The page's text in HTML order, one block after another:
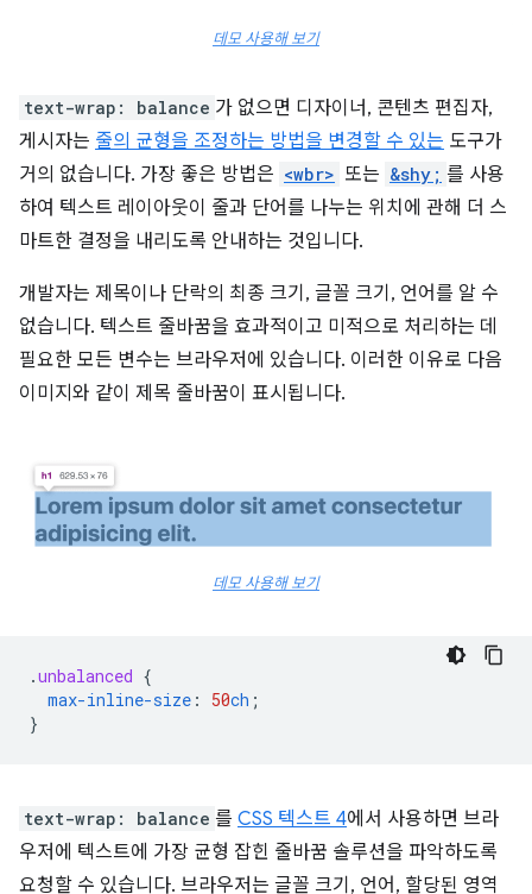
데모 사용해 보기
text-wrap: balance 가 없으면 디자이너, 콘텐츠 편집자,
게시자는 줄의 균형을 조정하는 방법을 변경할 수 있는 도구가
거의 없습니다. 가장 좋은 방법은 <wbr> 또는 &shy; 를 사용
하여 텍스트 레이아웃이 줄과 단어를 나누는 위치에 관해 더 스
마트한 결정을 내리도록 안내하는 것입니다.
개발자는 제목이나 단락의 최종 크기, 글꼴 크기, 언어를 알 수
없습니다. 텍스트 줄바꿈을 효과적이고 미적으로 처리하는 데
필요한 모든 변수는 브라우저에 있습니다. 이러한 이유로 다음
이미지와 같이 제목 줄바꿈이 표시됩니다.
데모 사용해 보기
.unbalanced {
max-inline-size : 50ch ;
}
text-wrap: balance 를 CSS 텍스트 4에서 사용하면 브라
우저에 텍스트에 가장 균형 잡힌 줄바꿈 솔루션을 파악하도록
요청할 수 있습니다. 브라우저는 글꼴 크기, 언어, 할당된 영역